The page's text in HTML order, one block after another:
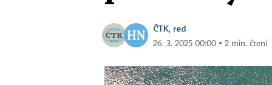
ČTK, red
26. 3. 2025 00:00 ▪ 2 min. čtení